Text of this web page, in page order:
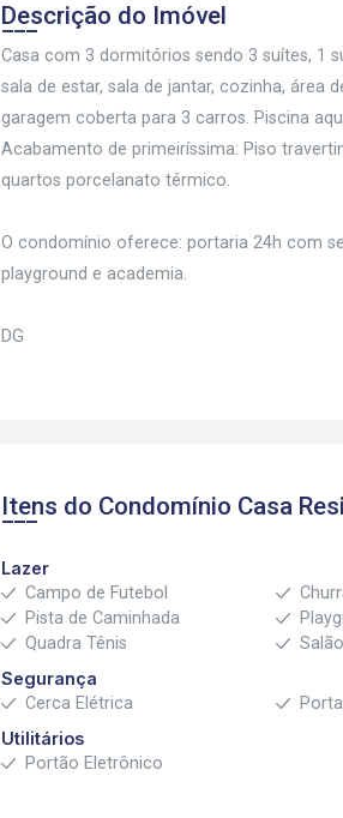
Descrição do Imóvel
Casa com 3 dormitórios sendo 3 suítes, 1
sala de estar, sala de jantar, cozinha, área
garagem coberta para 3 carros. Piscina
Acabamento de primeiríssima: Piso
quartos porcelanato térmico.
O condomínio oferece: portaria 24h com
playground e academia.
DG
Itens do Condomínio Casa
Lazer
Campo de Futebol
Pista de Caminhada
Quadra Tênis
Segurança
Cerca Elétrica
Utilitários
Portão Eletrônico